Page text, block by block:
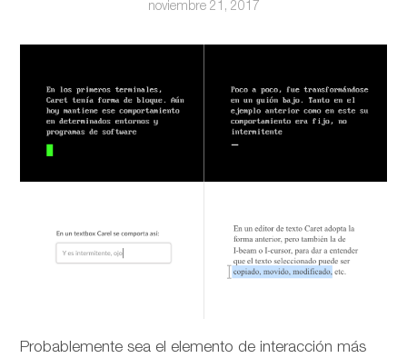
noviembre 21, 2017
Probablemente sea el elemento de interacción más